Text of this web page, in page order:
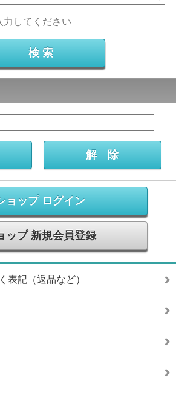
ョップ ログイン
ップ 新規会員登録
表記（返品など）